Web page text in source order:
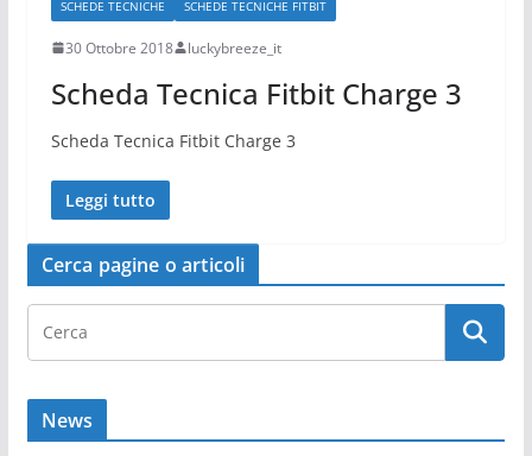
SCHEDE TECNICHE SCHEDE TECNICHE FITBIT
30 Ottobre 2018 luckybreeze_it
Scheda Tecnica Fitbit Charge 3
Scheda Tecnica Fitbit Charge 3
Leggi tutto
Cerca pagine o articoli
News